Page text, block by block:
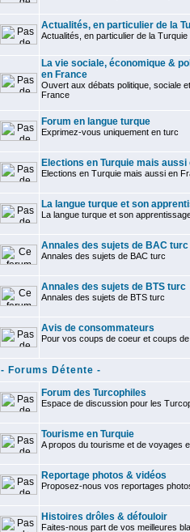
Actualités, en particulier de la
Actualités, en particulier de la Turquie
La vie sociale, économique &
en France
Ouvert aux débats politique, sociale
France
Forum en langue turque
Exprimez-vous uniquement en turc
Elections en Turquie mais aussi
Elections en Turquie mais aussi en
La langue turque et son
La langue turque et son
Annales des sujets de BAC turc
Annales des sujets de BAC turc
Annales des sujets de BTS turc
Annales des sujets de BTS turc
Avis de consommateurs
Pour vos coups de coeur et coups
- Forums Détente -
Forum des Turcophiles
Espace de discussion pour les
Tourisme en Turquie
A propos du tourisme et de voyages
Reportage photos & vidéos
Proposez-nous vos reportages
Histoires drôles & défouloir
Faites-nous part de vos meilleures